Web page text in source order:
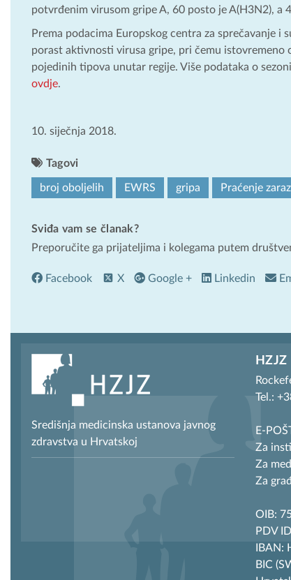
potvrđenim virusom gripe A, 60 posto je A(H3N2), a
Prema podacima Europskog centra za sprečavanje i
porast aktivnosti virusa gripe, pri čemu istovremeno
pojedinih tipova unutar regije. Više podataka o
ovdje.
10. siječnja 2018.
Tagovi
broj oboljelih EWRS gripa Praćenje
Sviđa vam se članak?
Preporučite ga prijateljima i kolegama putem
Facebook X Google + Linkedin
Središnja medicinska ustanova javnog
zdravstva u Hrvatskoj
HZJZ
Tel.:
E-
Za
Za
Za
OIB:
PDV
IBAN:
BIC